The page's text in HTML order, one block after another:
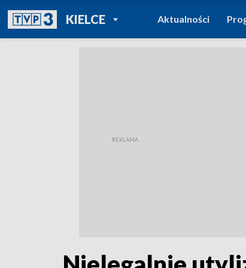
KIELCEPOWRÓT DO
TVP REGIONY
Aktualności